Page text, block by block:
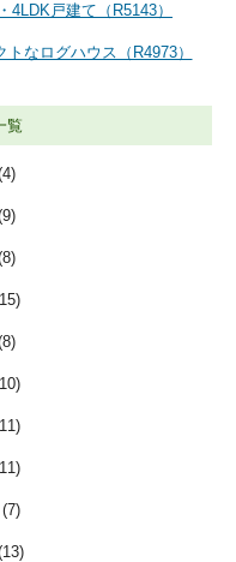
戸建て（R5143）
なログハウス（R4973）
覧
(7)